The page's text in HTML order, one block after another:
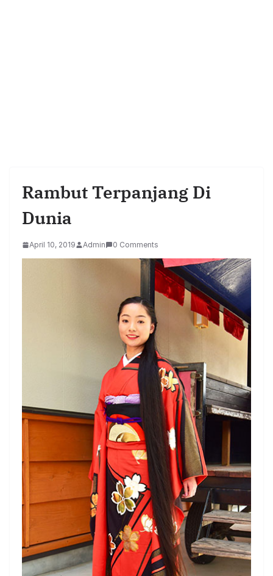
Rambut Terpanjang Di
Dunia
April 10, 2019 Admin 0 Comments